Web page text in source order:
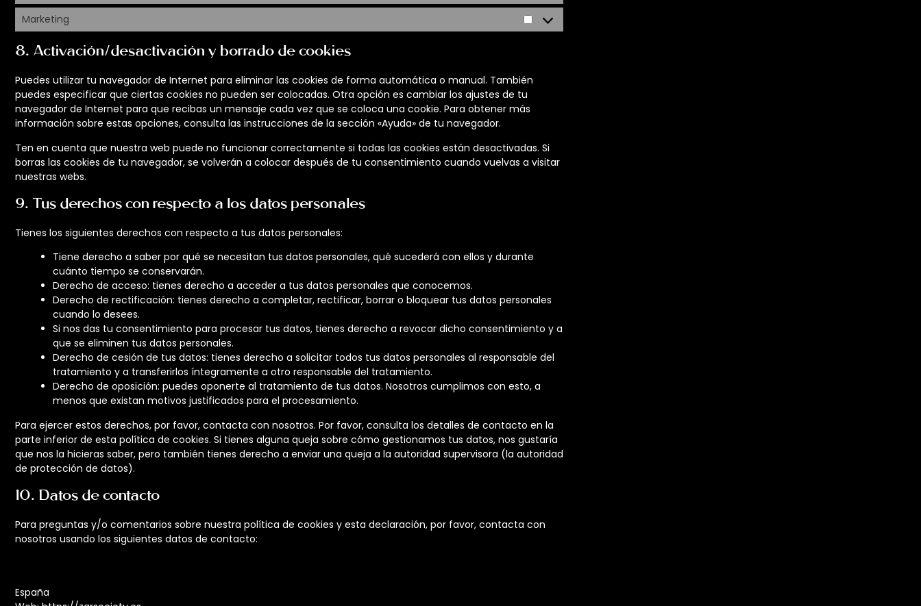
Marketing
8. Activación/desactivación y borrado de cookies
Puedes utilizar tu navegador de Internet para eliminar las cookies de forma automática o manual. También
puedes especificar que ciertas cookies no pueden ser colocadas. Otra opción es cambiar los ajustes de tu
navegador de Internet para que recibas un mensaje cada vez que se coloca una cookie. Para obtener más
información sobre estas opciones, consulta las instrucciones de la sección «Ayuda» de tu navegador.
Ten en cuenta que nuestra web puede no funcionar correctamente si todas las cookies están desactivadas. Si
borras las cookies de tu navegador, se volverán a colocar después de tu consentimiento cuando vuelvas a visitar
nuestras webs.
9. Tus derechos con respecto a los datos personales
Tienes los siguientes derechos con respecto a tus datos personales:
Tiene derecho a saber por qué se necesitan tus datos personales, qué sucederá con ellos y durante
cuánto tiempo se conservarán.
Derecho de acceso: tienes derecho a acceder a tus datos personales que conocemos.
Derecho de rectificación: tienes derecho a completar, rectificar, borrar o bloquear tus datos personales
cuando lo desees.
Si nos das tu consentimiento para procesar tus datos, tienes derecho a revocar dicho consentimiento y a
que se eliminen tus datos personales.
Derecho de cesión de tus datos: tienes derecho a solicitar todos tus datos personales al responsable del
tratamiento y a transferirlos íntegramente a otro responsable del tratamiento.
Derecho de oposición: puedes oponerte al tratamiento de tus datos. Nosotros cumplimos con esto, a
menos que existan motivos justificados para el procesamiento.
Para ejercer estos derechos, por favor, contacta con nosotros. Por favor, consulta los detalles de contacto en la
parte inferior de esta política de cookies. Si tienes alguna queja sobre cómo gestionamos tus datos, nos gustaría
que nos la hicieras saber, pero también tienes derecho a enviar una queja a la autoridad supervisora (la autoridad
de protección de datos).
10. Datos de contacto
Para preguntas y/o comentarios sobre nuestra política de cookies y esta declaración, por favor, contacta con
nosotros usando los siguientes datos de contacto:
España